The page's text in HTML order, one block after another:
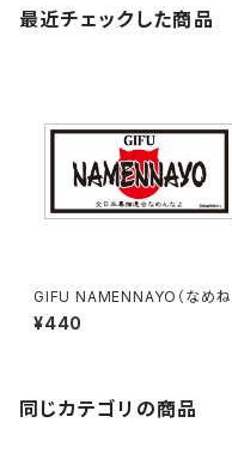
最近チェックした商品
GIFU NAMENNAYO（なめね
こ）ご当地ステッカー B-5
¥440
同じカテゴリの商品